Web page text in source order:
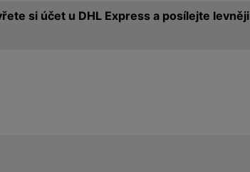
si účet u DHL Express a posílejte levněji